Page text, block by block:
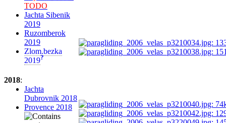
TODO
Jachta Sibenik
2019
Ruzomberok
2019
Zlom.bezka
2019?
2018:
Jachta
Dubrovnik 2018
Provence 2018